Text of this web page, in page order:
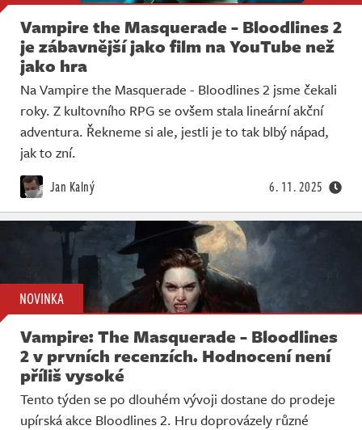
Vampire the Masquerade - Bloodlines 2
je zábavnější jako film na YouTube než
jako hra
Na Vampire the Masquerade - Bloodlines 2 jsme čekali
roky. Z kultovního RPG se ovšem stala lineární akční
adventura. Řekneme si ale, jestli je to tak blbý nápad,
jak to zní.
Jan Kalný 6. 11. 2025
NOVINKA
Vampire: The Masquerade - Bloodlines
2 v prvních recenzích. Hodnocení není
příliš vysoké
Tento týden se po dlouhém vývoji dostane do prodeje
upírská akce Bloodlines 2. Hru doprovázely různé